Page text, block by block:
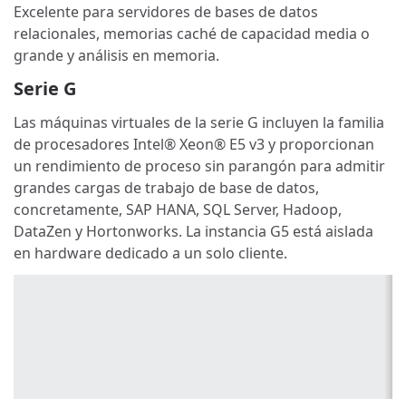
Excelente para servidores de bases de datos
relacionales, memorias caché de capacidad media o
grande y análisis en memoria.
Serie G
Las máquinas virtuales de la serie G incluyen la familia
de procesadores Intel® Xeon® E5 v3 y proporcionan
un rendimiento de proceso sin parangón para admitir
grandes cargas de trabajo de base de datos,
concretamente, SAP HANA, SQL Server, Hadoop,
DataZen y Hortonworks. La instancia G5 está aislada
en hardware dedicado a un solo cliente.